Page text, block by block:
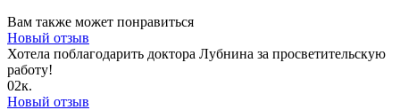
Вам также может понравиться
Новый отзыв
Хотела поблагодарить доктора Лубнина за просветительскую
работу!
02к.
Новый отзыв